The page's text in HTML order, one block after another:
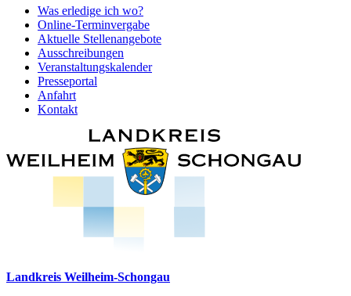
Was erledige ich wo?
Online-Terminvergabe
Aktuelle Stellenangebote
Ausschreibungen
Veranstaltungskalender
Presseportal
Anfahrt
Kontakt
Landkreis Weilheim-Schongau